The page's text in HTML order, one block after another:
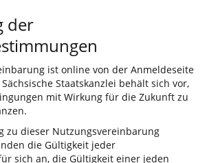
der
ist online von der Anmeldeseite
Staatskanzlei behält sich vor,
mit Wirkung für die Zukunft zu
zu dieser Nutzungsvereinbarung
die Gültigkeit jeder
sich an, die Gültigkeit einer jeden